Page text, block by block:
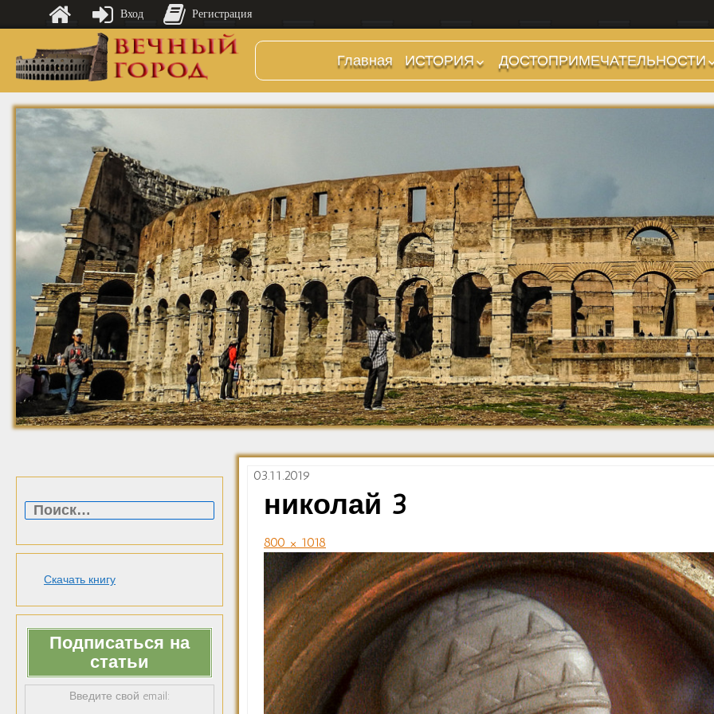
Главная
ИСТОРИЯ
Предыстория
Царский период
(509-265 гг до н.э.)
Поздняя Республика
(264-27 гг до н.э.)
Империя. Принципат
(27 г до н.э. — 284 г
н.э.)
Империя. Доминат
(284-476 гг)
Темные Века. Готы
Темные Века.
Экзархат
Средневековье
Возрождение и
Барокко
ДОСТОПРИМЕЧАТЕЛЬНОСТИ
Холмы и остров.
Районы
Стадионы, Термы
Музеи
Дохристианские
храмы
Христианские храмы,
базилики etc.
Дворцы
Арки, колонны и
обелиски
Фонтаны
Скачать книгу
Подписаться на
статьи
Введите свой email:
03.11.2019
николай 3
800 × 1018
Вход Регистрация